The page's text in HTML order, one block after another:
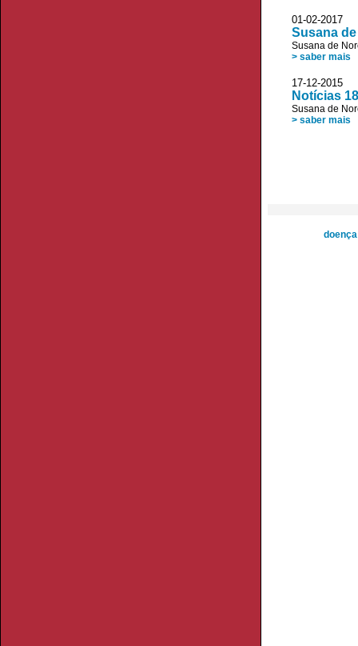
01-02-2017
Susana
Susana de
> saber mais
17-12-
Notícias
Susana de
> saber mais